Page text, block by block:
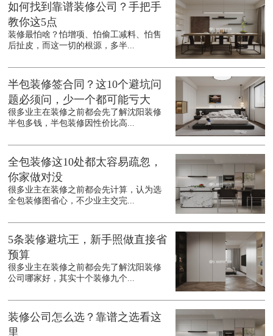
如何找到靠谱装修公司？手把手
教你这5点
装修最怕啥？怕增项、怕偷工减料、怕售
后扯皮，而这一切的根源，多半...
半包装修签合同？这10个避坑问
题必须问，少一个都可能亏大
很多业主在装修之前都会先了解沈阳装修
半包多钱，半包装修因性价比高...
全包装修这10处都太容易疏忽，
你家做对没
很多业主在装修之前都会先计算，认为选
全包装修图省心，不少业主交完...
5条装修避坑王，新手照做直接省
预算
很多业主在装修之前都会先了解沈阳装修
公司哪家好，其实十个装修九个...
装修公司怎么选？靠谱之选看这
里